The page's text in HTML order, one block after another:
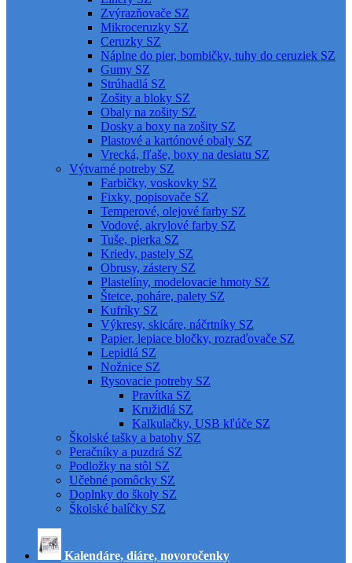
Zvýrazňovače SZ
Mikroceruzky SZ
Ceruzky SZ
Náplne do pier, bombičky, tuhy do ceruziek SZ
Gumy SZ
Strúhadlá SZ
Zošity a bloky SZ
Obaly na zošity SZ
Dosky a boxy na zošity SZ
Plastové a kartónové obaly SZ
Vrecká, fľaše, boxy na desiatu SZ
Výtvarné potreby SZ
Farbičky, voskovky SZ
Fixky, popisovače SZ
Temperové, olejové farby SZ
Vodové, akrylové farby SZ
Tuše, pierka SZ
Kriedy, pastely SZ
Obrusy, zástery SZ
Plastelíny, modelovacie hmoty SZ
Štetce, poháre, palety SZ
Kufríky SZ
Výkresy, skicáre, náčrtníky SZ
Papier, lepiace bločky, rozraďovače SZ
Lepidlá SZ
Nožnice SZ
Rysovacie potreby SZ
Pravítka SZ
Kružidlá SZ
Kalkulačky, USB kľúče SZ
Školské tašky a batohy SZ
Peračníky a puzdrá SZ
Podložky na stôl SZ
Učebné pomôcky SZ
Doplnky do školy SZ
Školské balíčky SZ
Kalendáre, diáre, novoročenky